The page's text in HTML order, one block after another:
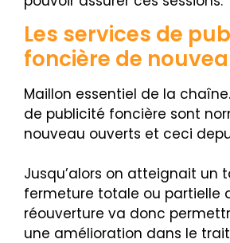
Les services de
foncière de
Maillon essentiel de la
de publicité foncière sont
nouveau ouverts et ceci
Jusqu’alors on atteignait un
fermeture totale ou partielle
réouverture va donc
une amélioration dans le